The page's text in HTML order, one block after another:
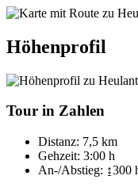
Höhenprofil
Tour in Zahlen
Distanz: 7,5 km
Gehzeit: 3:00 h
An-/Abstieg: ↨300